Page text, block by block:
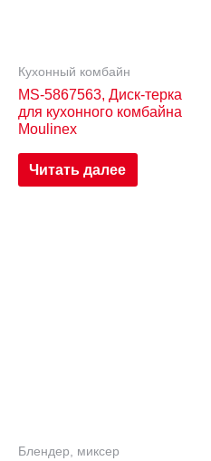
Кухонный комбайн
MS-5867563, Диск-терка
для кухонного комбайна
Moulinex
Читать далее
Блендер, миксер